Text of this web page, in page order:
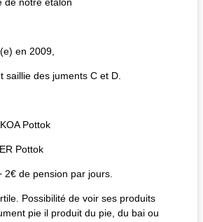
en 2009,
saillie des juments C et D.
Pottok
Pottok
2€ de pension par jours.
Possibilité de voir ses produits
pie il produit du pie, du bai ou